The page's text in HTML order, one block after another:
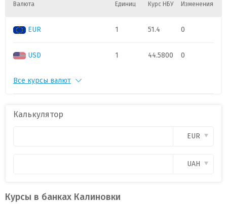
Валюта Единиц Курс НБУ Изменения
EUR 1 51.4 0
USD 1 44.5800 0
PLN
Все курсы валют
Калькулятор
EUR
UAH
Курсы в банках Калиновки